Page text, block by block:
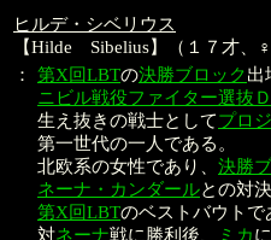
ヒルデ・シベリウス
【Hilde Sibelius】（１７才
：
第X回LBTの決勝ブロック出
ニビル戦役ファイター選抜
生え抜きの戦士としてプロ
第一世代の一人である。
北欧系の女性であり、 決勝
ネーナ・カンダールとの対
第X回LBTのベストバウトで
対ネーナ戦に勝利後、 ミカ